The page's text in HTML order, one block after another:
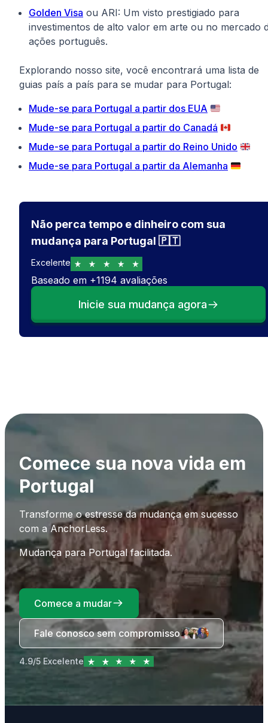
Golden Visa ou ARI: Um visto prestigiado para
investimentos de alto valor em arte ou no mercado
ações português.
Explorando nosso site, você encontrará uma lista de
guias país a país para se mudar para Portugal:
Mude-se para Portugal a partir dos EUA 🇺🇸
Mude-se para Portugal a partir do Canadá 🇨🇦
Mude-se para Portugal a partir do Reino Unido 🇬🇧
Mude-se para Portugal a partir da Alemanha 🇩🇪
Não perca tempo e dinheiro com sua
mudança para Portugal 🇵🇹
Excelente
Baseado em +1194 avaliações
Inicie sua mudança agora
Comece sua nova vida em
Portugal
Transforme o estresse da mudança em sucesso
com a AnchorLess.
Mudança para Portugal facilitada.
Comece a mudar
Fale conosco sem compromisso
4.9/5 Excelente